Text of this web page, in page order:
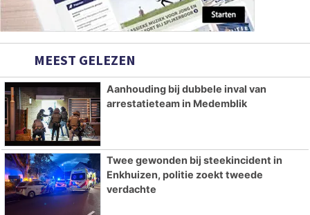
MEEST GELEZEN
Aanhouding bij dubbele inval van
arrestatieteam in Medemblik
Twee gewonden bij steekincident in
Enkhuizen, politie zoekt tweede
verdachte